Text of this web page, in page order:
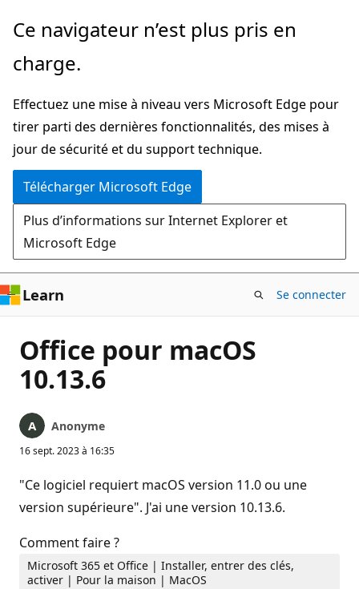
Passer
directement
au
principal
Ce navigateur n’est plus pris en
charge.
Effectuez une mise à niveau vers Microsoft Edge pour
tirer parti des dernières fonctionnalités, des mises à
jour de sécurité et du support technique.
Télécharger Microsoft Edge
Plus d’informations sur Internet Explorer et
Microsoft Edge
Learn Se connecter
Office pour macOS
10.13.6
Anonyme
16 sept. 2023 à 16:35
"Ce logiciel requiert macOS version 11.0 ou une
version supérieure". J'ai une version 10.13.6.
Comment faire ?
Microsoft 365 et Office | Installer, entrer des clés,
activer | Pour la maison | MacOS